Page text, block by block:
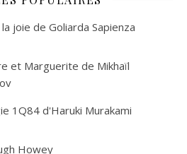
joie de Goliarda Sapienza
et Marguerite de Mikhaïl
1Q84 d'Haruki Murakami
Howey